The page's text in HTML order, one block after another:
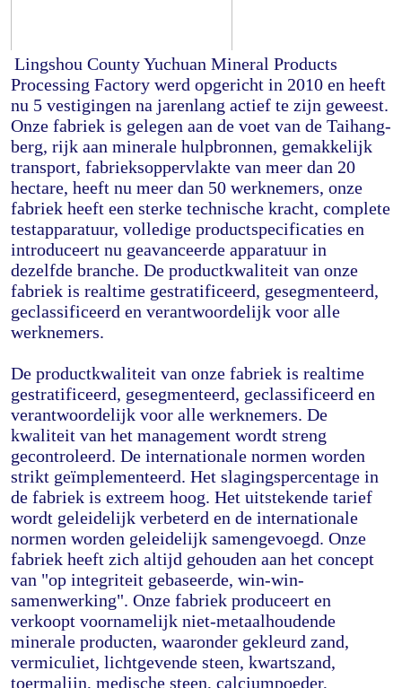
Lingshou County Yuchuan Mineral Products
Processing Factory werd opgericht in 2010 en heeft
nu 5 vestigingen na jarenlang actief te zijn geweest.
Onze fabriek is gelegen aan de voet van de Taihang-
berg, rijk aan minerale hulpbronnen, gemakkelijk
transport, fabrieksoppervlakte van meer dan 20
hectare, heeft nu meer dan 50 werknemers, onze
fabriek heeft een sterke technische kracht, complete
testapparatuur, volledige productspecificaties en
introduceert nu geavanceerde apparatuur in
dezelfde branche. De productkwaliteit van onze
fabriek is realtime gestratificeerd, gesegmenteerd,
geclassificeerd en verantwoordelijk voor alle
werknemers.
De productkwaliteit van onze fabriek is realtime
gestratificeerd, gesegmenteerd, geclassificeerd en
verantwoordelijk voor alle werknemers. De
kwaliteit van het management wordt streng
gecontroleerd. De internationale normen worden
strikt geïmplementeerd. Het slagingspercentage in
de fabriek is extreem hoog. Het uitstekende tarief
wordt geleidelijk verbeterd en de internationale
normen worden geleidelijk samengevoegd. Onze
fabriek heeft zich altijd gehouden aan het concept
van "op integriteit gebaseerde, win-win-
samenwerking". Onze fabriek produceert en
verkoopt voornamelijk niet-metaalhoudende
minerale producten, waaronder gekleurd zand,
vermiculiet, lichtgevende steen, kwartszand,
toermalijn, medische steen, calciumpoeder,